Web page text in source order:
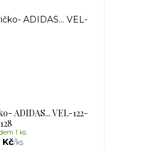
ADIDAS... VEL-122-
128
Kč/ks
1 ks